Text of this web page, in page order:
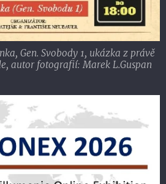
Gen. Svobody 1, ukázka z právě
autor fotografií: Marek L.Guspan